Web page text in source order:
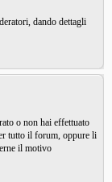
dando dettagli
o non hai effettuato
tutto il forum, oppure li
il motivo